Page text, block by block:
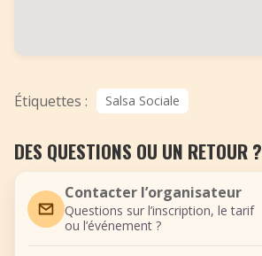
Étiquettes : Salsa Sociale
DES QUESTIONS OU UN RETOUR ?
Contacter l’organisateur
Questions sur l’inscription, le tarif
ou l’événement ?